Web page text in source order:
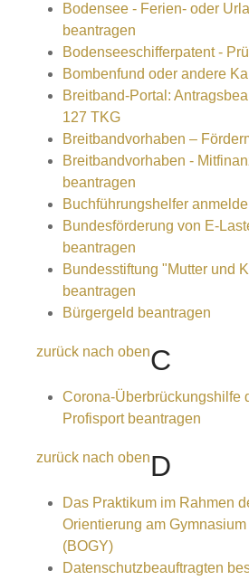
Bodensee - Ferien- oder
beantragen
Bodenseeschifferpatent -
Bombenfund oder andere
Breitband-Portal:
127 TKG
Breitbandvorhaben –
Breitbandvorhaben -
beantragen
Buchführungshelfer
Bundesförderung von E-
beantragen
Bundesstiftung "Mutter und
beantragen
Bürgergeld beantragen
zurück nach obenC
Corona-Überbrückungshilfe
Profisport beantragen
zurück nach obenD
Das Praktikum im Rahmen
Orientierung am
(BOGY)
Datenschutzbeauftragten